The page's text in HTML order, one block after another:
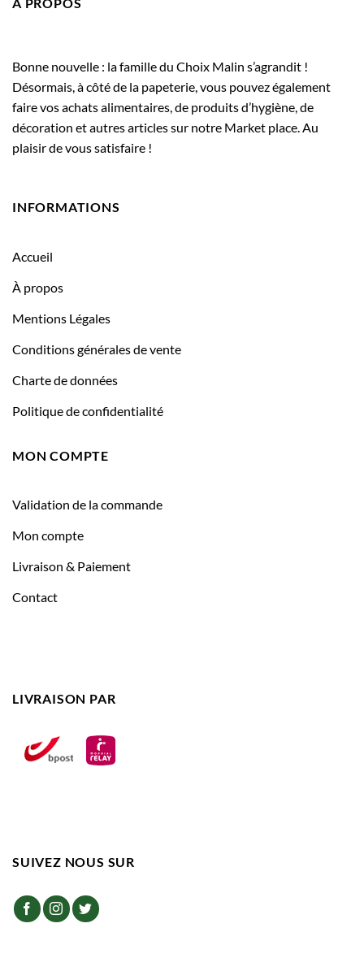
Bonne nouvelle : la famille du Choix Malin s’agrandit !
Désormais, à côté de la papeterie, vous pouvez également
faire vos achats alimentaires, de produits d’hygiène, de
décoration et autres articles sur notre Market place. Au
plaisir de vous satisfaire !
INFORMATIONS
Accueil
À propos
Mentions Légales
Conditions générales de vente
Charte de données
Politique de confidentialité
MON COMPTE
Validation de la commande
Mon compte
Livraison & Paiement
Contact
LIVRAISON PAR
SUIVEZ NOUS SUR